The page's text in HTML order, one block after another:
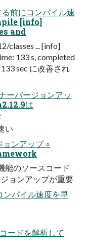
前にコンパイル速
[info]
and
classes ... [info]
133 s, completed
sec に改善され
ーバージョンアッ
は
い
ンアップ ◦
能のソースコード
ョンアップが重要
ンパイル速度を早
ードを解析して